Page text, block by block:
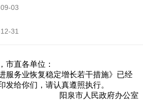
03
31
市直各单位：
服务业恢复稳定增长若干措施》已经
发给你们，请认真遵照执行。
阳泉市人民政府办公室